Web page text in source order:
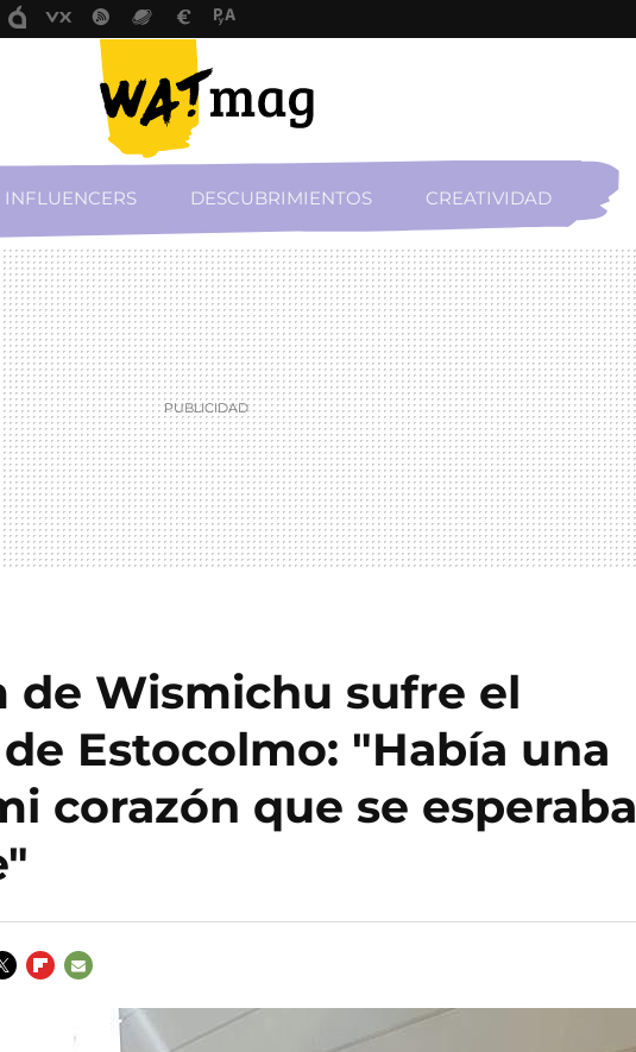
INFLUENCERS DESCUBRIMIENTOS CREATIVIDAD
de Wismichu sufre el
Estocolmo: "Había una
corazón que se esperaba